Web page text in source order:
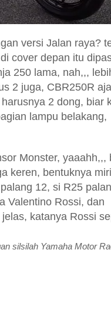
versi Jalan raya?
cover depan itu
250 lama, nah,,,
2 juga, CBR250R
2 dong, biar
lampu belakang,
Monster, yaaahh,,,
keren, bentuknya
12, si R25
Valentino Rossi, dan
katanya Rossi
silsilah Yamaha Motor